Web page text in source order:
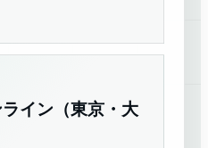
イン（東京・大